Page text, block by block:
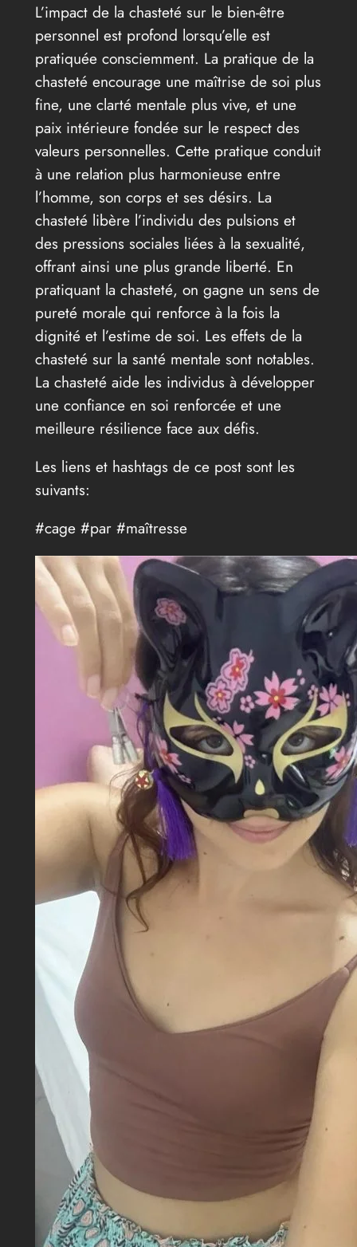
L’impact de la chasteté sur le bien-être
personnel est profond lorsqu’elle est
pratiquée consciemment. La pratique de la
chasteté encourage une maîtrise de soi plus
fine, une clarté mentale plus vive, et une
paix intérieure fondée sur le respect des
valeurs personnelles. Cette pratique conduit
à une relation plus harmonieuse entre
l’homme, son corps et ses désirs. La
chasteté libère l’individu des pulsions et
des pressions sociales liées à la sexualité,
offrant ainsi une plus grande liberté. En
pratiquant la chasteté, on gagne un sens de
pureté morale qui renforce à la fois la
dignité et l’estime de soi. Les effets de la
chasteté sur la santé mentale sont notables.
La chasteté aide les individus à développer
une confiance en soi renforcée et une
meilleure résilience face aux défis.
Les liens et hashtags de ce post sont les
suivants:
#cage #par #maîtresse